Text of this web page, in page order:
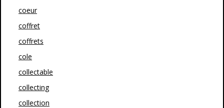
coeur
coffret
coffrets
cole
collectable
collecting
collection